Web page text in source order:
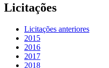
Licitações
Licitações anteriores
2015
2016
2017
2018